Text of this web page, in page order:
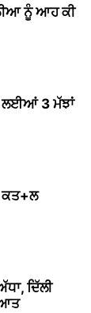
ਨੂੰ ਆਹ ਕੀ
ਲਈਆਂ 3 ਮੱਝਾਂ
ਕਤ+ਲ
ਦਿੱਲੀ